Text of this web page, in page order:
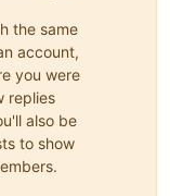
the same
account,
you were
replies
also be
to show